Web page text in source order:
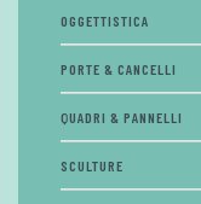
OGGETTISTICA
PORTE & CANCELLI
QUADRI & PANNELLI
SCULTURE